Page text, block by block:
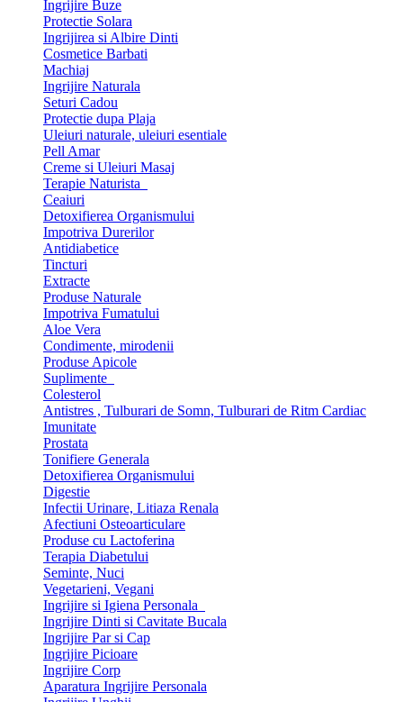
Ingrijire Buze
Protectie Solara
Ingrijirea si Albire Dinti
Cosmetice Barbati
Machiaj
Ingrijire Naturala
Seturi Cadou
Protectie dupa Plaja
Uleiuri naturale, uleiuri esentiale
Pell Amar
Creme si Uleiuri Masaj
Terapie Naturista
Ceaiuri
Detoxifierea Organismului
Impotriva Durerilor
Antidiabetice
Tincturi
Extracte
Produse Naturale
Impotriva Fumatului
Aloe Vera
Condimente, mirodenii
Produse Apicole
Suplimente
Colesterol
Antistres , Tulburari de Somn, Tulburari de Ritm Cardiac
Imunitate
Prostata
Tonifiere Generala
Detoxifierea Organismului
Digestie
Infectii Urinare, Litiaza Renala
Afectiuni Osteoarticulare
Produse cu Lactoferina
Terapia Diabetului
Seminte, Nuci
Vegetarieni, Vegani
Ingrijire si Igiena Personala
Ingrijire Dinti si Cavitate Bucala
Ingrijire Par si Cap
Ingrijire Picioare
Ingrijire Corp
Aparatura Ingrijire Personala